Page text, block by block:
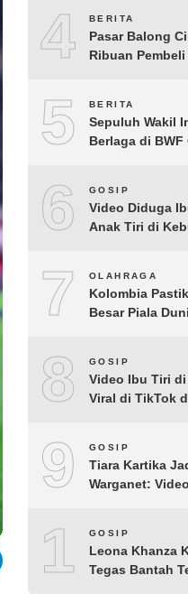
4 BERITA
Pasar Balong
Ribuan
5 BERITA
Sepuluh Wakil
Berlaga di BWF
6 GOSIP
Video Diduga
Anak Tiri di
7 OLAHRAGA
Kolombia
Besar Piala
8 GOSIP
Video Ibu Tiri
Viral di TikTok
9 GOSIP
Tiara Kartika
Warganet:
10
GOSIP
Leona Khanza
Tegas Bantah